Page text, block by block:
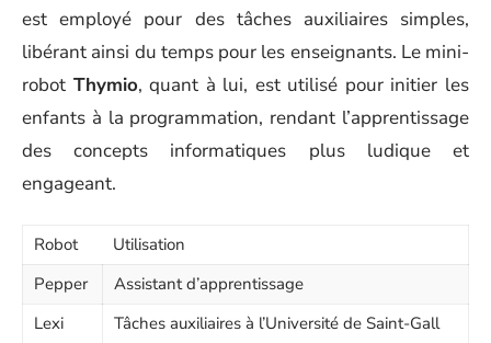
est employé pour des tâches auxiliaires simples,
libérant ainsi du temps pour les enseignants. Le mini-
robot Thymio, quant à lui, est utilisé pour initier les
enfants à la programmation, rendant l’apprentissage
des concepts informatiques plus ludique et
engageant.
Robot
Utilisation
Pepper
Assistant d’apprentissage
Lexi
Tâches auxiliaires à l’Université de Saint-Gall